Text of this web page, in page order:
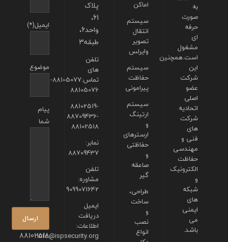
ایمیل(*)
موضوع
پیام
شما
88102518
پلاک
61،
واحد6،
طبقه3
تلفن
های
تماس:88105077-
88105076
88102519-
88709436-
88102518
نمابر:
88709437
تلفن
مشاوره:
9099071642
ایمیل
دریافت
اطلاعات:
info@ispsecurity.org
اماکن
سیستم
انتقال
تصویر
وایرلس
سیستم
حفاظت
پیرامونی
سیستم
ارتینگ
و
ارسترهای
حفاظتی
و
صاعقه
گیر
طراحی،
ساخت
و
نصب
انواع
به
صورت
حرفه
ای
مشغول
است.همچنین
این
شرکت
عضو
اصلی
اتحادیه
شرکت
های
فنی و
مهندسی
حفاظت
الکترونیک
و
شبکه
های
ایمنی
می
باشد.